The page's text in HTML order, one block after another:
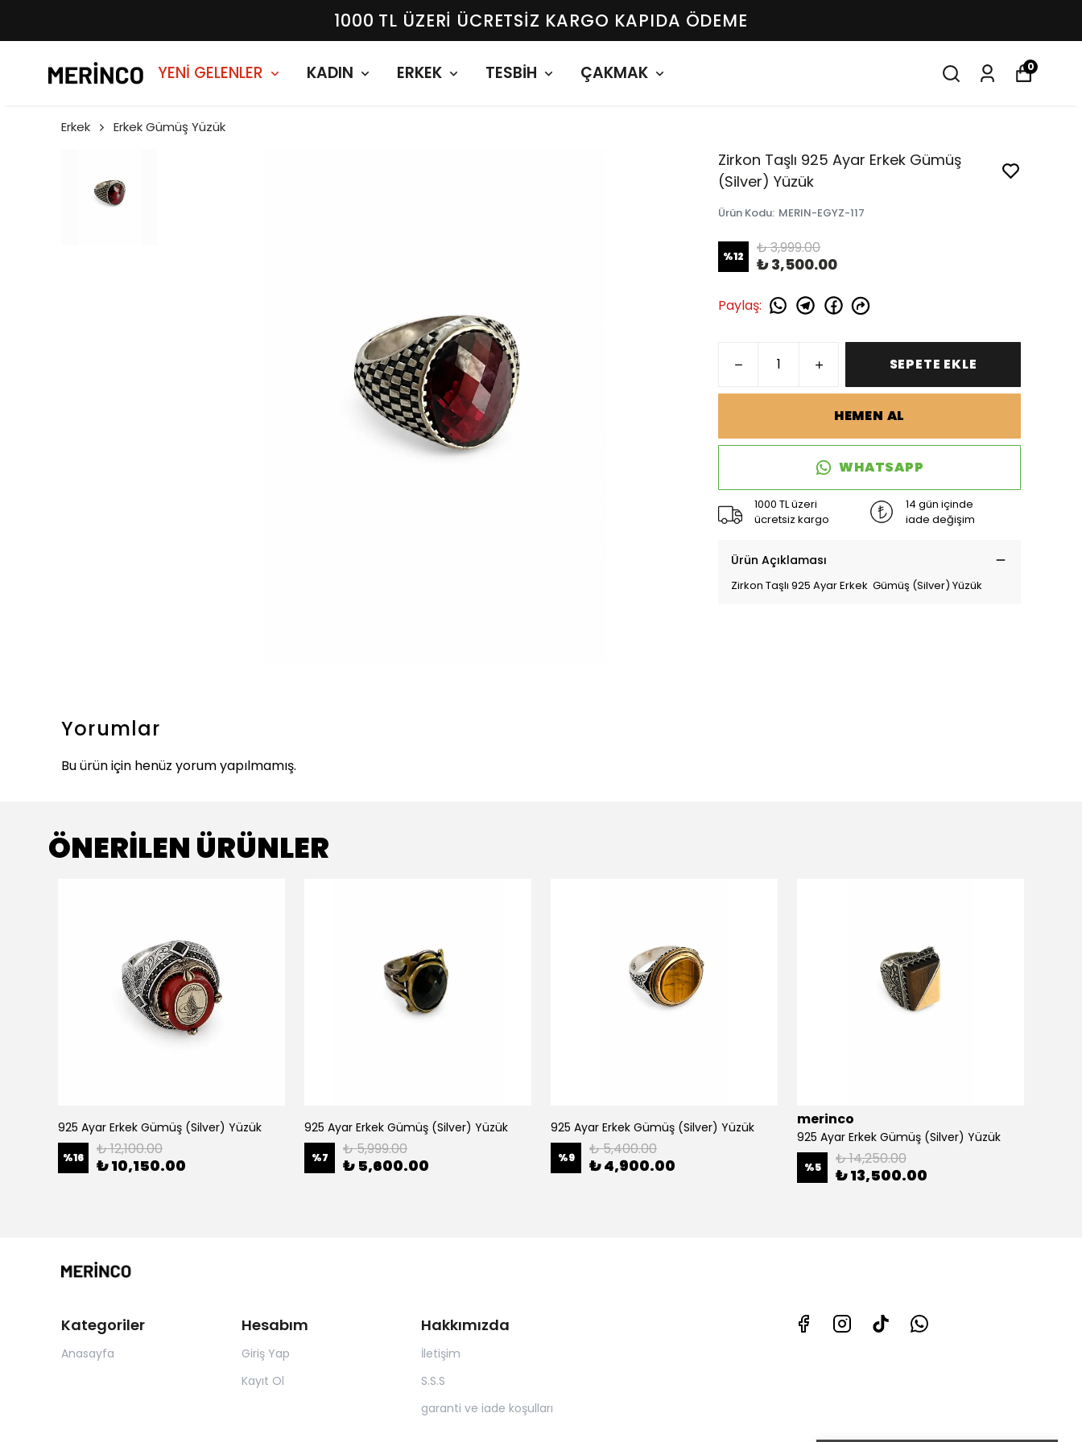
1000 TL ÜZERI ÜCRETSIZ KARGO KAPIDA ÖDEME
YENİ GELENLER KADIN ERKEK TESBİH ÇAKMAK 0
Erkek Erkek Gümüş Yüzük
Zirkon Taşlı 925 Ayar Erkek Gümüş
(Silver) Yüzük
Ürün Kodu: MERIN-EGYZ-117
%12 ₺ 3,999.00
₺ 3,500.00
Paylaş:
SEPETE EKLE
HEMEN AL
WHATSAPP
1000 TL üzeri
ücretsiz kargo
14 gün içinde
iade değişim
Ürün Açıklaması
Zirkon Taşlı 925 Ayar Erkek Gümüş (Silver) Yüzük
Yorumlar
Bu ürün için henüz yorum yapılmamış.
ÖNERİLEN ÜRÜNLER
925 Ayar Erkek Gümüş (Silver) Yüzük
%16 ₺ 12,100.00
₺ 10,150.00
925 Ayar Erkek Gümüş (Silver) Yüzük
%7 ₺ 5,999.00
₺ 5,600.00
925 Ayar Erkek Gümüş (Silver) Yüzük
%9 ₺ 5,400.00
₺ 4,900.00
merinco
925 Ayar Erkek Gümüş (Silver) Yüzük
%5 ₺ 14,250.00
₺ 13,500.00
Kategoriler
Anasayfa
Hesabım
Giriş Yap
Kayıt Ol
Hakkımızda
İletişim
S.S.S
garanti ve iade koşulları